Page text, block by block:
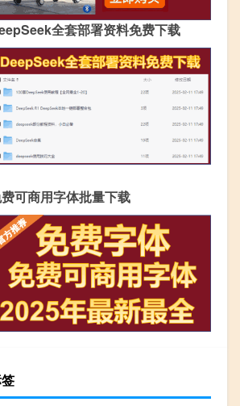
全套部署资料免费下载
可商用字体批量下载